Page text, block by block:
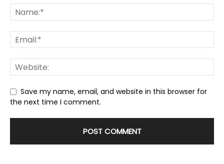
Save my name, email, and website in this browser for
the next time I comment.